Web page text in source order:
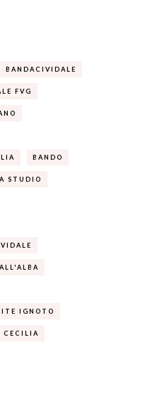
BANDACIVIDALE
FVG
BANDO
STUDIO
IGNOTO
CECILIA